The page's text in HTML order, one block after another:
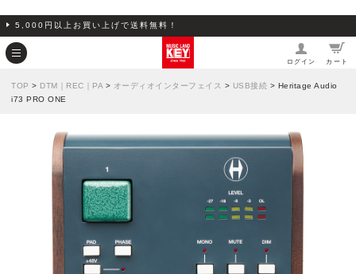
5,000円以上お買い上げで送料無料！
ログイン カート
TOP > DTM｜REC｜PA > オーディオインターフェイス > USB接続 > Heritage Audio
i73 PRO ONE